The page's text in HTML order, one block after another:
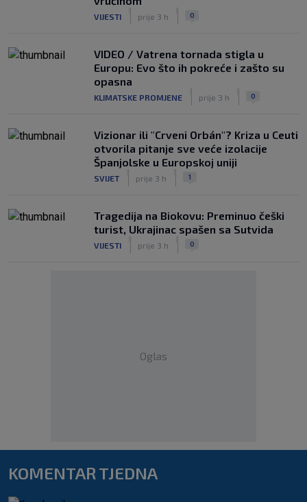
VIJESTI prije 3 h 0
VIDEO / Vatrena tornada stigla u
Europu: Evo što ih pokreće i zašto su
opasna
KLIMATSKE PROMJENE prije 3 h 0
Vizionar ili "Crveni Orbán"? Kriza u Ceuti
otvorila pitanje sve veće izolacije
Španjolske u Europskoj uniji
SVIJET prije 3 h 1
Tragedija na Biokovu: Preminuo češki
turist, Ukrajinac spašen sa Sutvida
VIJESTI prije 3 h 0
Oglas
KOMENTAR TJEDNA